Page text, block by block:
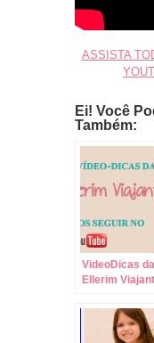
ASSISTA
Ei! Você
Também:
VideoDicas da
Ellerim
Bebida e
para Viagens
Carro!